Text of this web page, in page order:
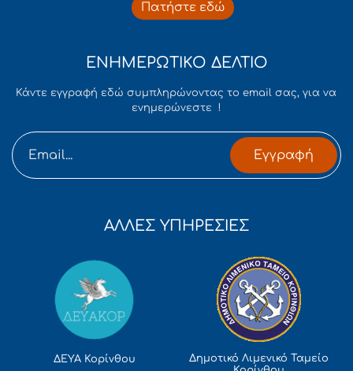
Πατήστε εδώ
ΕΝΗΜΕΡΩΤΙΚΟ ΔΕΛΤΙΟ
Κάντε εγγραφή εδώ συμπληρώνοντας το email σας, για να
ενημερώνεστε !
Εγγραφή
ΑΛΛΕΣ ΥΠΗΡΕΣΙΕΣ
ΔΕΥΑ Κορίνθου
Δημοτικό Λιμενικό Ταμείο